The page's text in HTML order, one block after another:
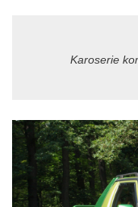
Karoserie